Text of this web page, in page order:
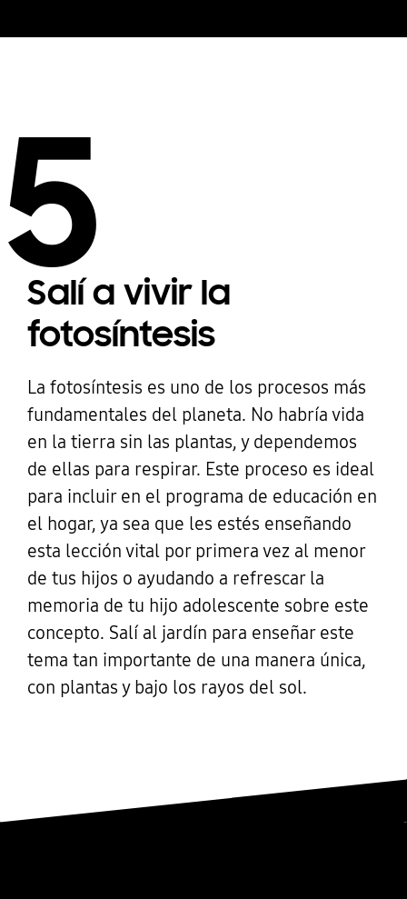
5
Salí a vivir la
fotosíntesis
La fotosíntesis es uno de los procesos más
fundamentales del planeta. No habría vida
en la tierra sin las plantas, y dependemos
de ellas para respirar. Este proceso es ideal
para incluir en el programa de educación en
el hogar, ya sea que les estés enseñando
esta lección vital por primera vez al menor
de tus hijos o ayudando a refrescar la
memoria de tu hijo adolescente sobre este
concepto. Salí al jardín para enseñar este
tema tan importante de una manera única,
con plantas y bajo los rayos del sol.